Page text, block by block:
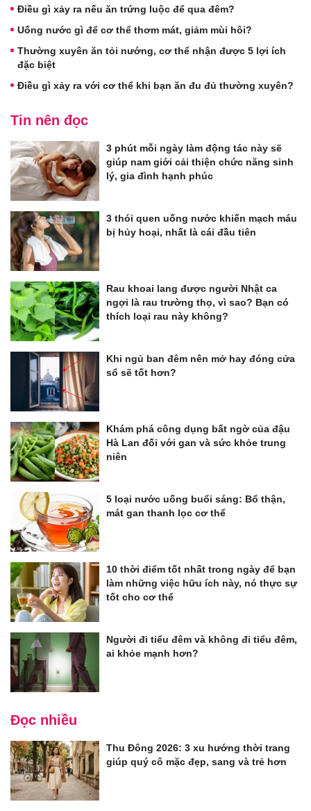
Điều gì xảy ra nếu ăn trứng luộc để qua đêm?
Uống nước gì để cơ thể thơm mát, giảm mùi hôi?
Thường xuyên ăn tỏi nướng, cơ thể nhận được 5 lợi ích
đặc biệt
Điều gì xảy ra với cơ thể khi bạn ăn đu đủ thường xuyên?
Tin nên đọc
3 phút mỗi ngày làm động tác này sẽ
giúp nam giới cải thiện chức năng sinh
lý, gia đình hạnh phúc
3 thói quen uống nước khiến mạch máu
bị hủy hoại, nhất là cái đầu tiên
Rau khoai lang được người Nhật ca
ngợi là rau trường thọ, vì sao? Bạn có
thích loại rau này không?
Khi ngủ ban đêm nên mở hay đóng cửa
sổ sẽ tốt hơn?
Khám phá công dụng bất ngờ của đậu
Hà Lan đối với gan và sức khỏe trung
niên
5 loại nước uống buổi sáng: Bổ thận,
mát gan thanh lọc cơ thể
10 thời điểm tốt nhất trong ngày để bạn
làm những việc hữu ích này, nó thực sự
tốt cho cơ thể
Người đi tiểu đêm và không đi tiểu đêm,
ai khỏe mạnh hơn?
Đọc nhiều
Thu Đông 2026: 3 xu hướng thời trang
giúp quý cô mặc đẹp, sang và trẻ hơn